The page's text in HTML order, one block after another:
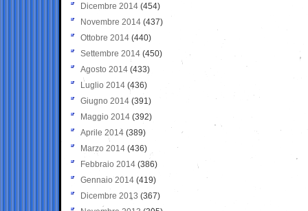
Dicembre 2014 (454)
Novembre 2014 (437)
Ottobre 2014 (440)
Settembre 2014 (450)
Agosto 2014 (433)
Luglio 2014 (436)
Giugno 2014 (391)
Maggio 2014 (392)
Aprile 2014 (389)
Marzo 2014 (436)
Febbraio 2014 (386)
Gennaio 2014 (419)
Dicembre 2013 (367)